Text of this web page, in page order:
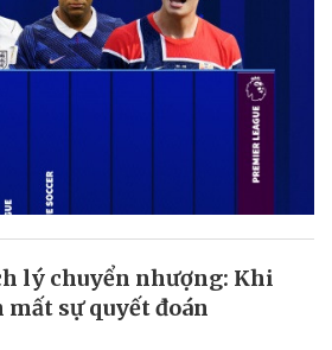
lý chuyển nhượng: Khi
mất sự quyết đoán